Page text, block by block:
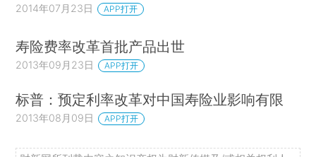
2014年07月23日 APP打开
寿险费率改革首批产品出世
2013年09月23日 APP打开
标普：预定利率改革对中国寿险业影响有限
2013年08月09日 APP打开